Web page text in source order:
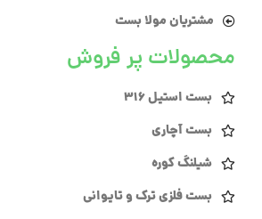
مشتریان مولا بست
محصولات پر فروش
بست استیل 316
بست آچاری
شیلنگ کوره
بست فلزی ترک و تایوانی